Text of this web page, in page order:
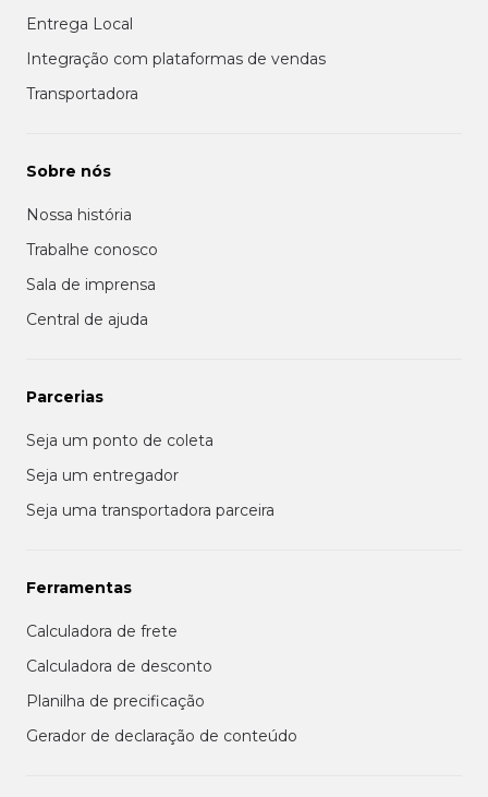
Entrega Local
Integração com plataformas de vendas
Transportadora
Sobre nós
Nossa história
Trabalhe conosco
Sala de imprensa
Central de ajuda
Parcerias
Seja um ponto de coleta
Seja um entregador
Seja uma transportadora parceira
Ferramentas
Calculadora de frete
Calculadora de desconto
Planilha de precificação
Gerador de declaração de conteúdo